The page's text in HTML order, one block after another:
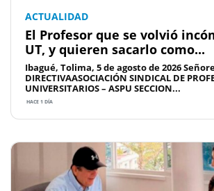
ACTUALIDAD
El Profesor que se volvió
UT, y quieren sacarlo como...
Ibagué, Tolima, 5 de agosto de 2026
DIRECTIVAASOCIACIÓN SINDICAL DE
UNIVERSITARIOS – ASPU SECCION...
HACE 1 DÍA